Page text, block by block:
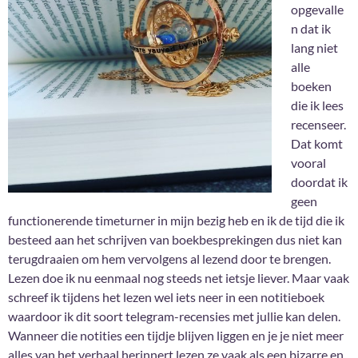
opgevalle
n dat ik
lang niet
alle
boeken
die ik lees
recenseer.
Dat komt
vooral
doordat ik
geen
functionerende timeturner in mijn bezig heb en ik de tijd die ik
besteed aan het schrijven van boekbesprekingen dus niet kan
terugdraaien om hem vervolgens al lezend door te brengen.
Lezen doe ik nu eenmaal nog steeds net ietsje liever. Maar vaak
schreef ik tijdens het lezen wel iets neer in een notitieboek
waardoor ik dit soort telegram-recensies met jullie kan delen.
Wanneer die notities een tijdje blijven liggen en je je niet meer
alles van het verhaal herinnert lezen ze vaak als een bizarre en